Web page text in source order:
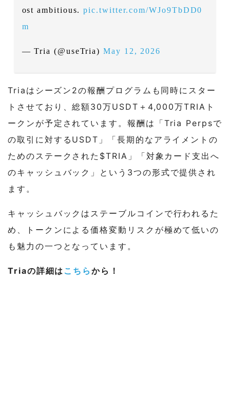
ost ambitious.pic.twitter.com/WJo9TbDD0
m
— Tria (@useTria)May 12, 2026
Triaはシーズン2の報酬プログラムも同時にスター
トさせており、総額30万USDT＋4,000万TRIAト
ークンが予定されています。報酬は「Tria Perpsで
の取引に対するUSDT」「長期的なアライメントの
ためのステークされた$TRIA」「対象カード支出へ
のキャッシュバック」という3つの形式で提供され
ます。
キャッシュバックはステーブルコインで行われるた
め、トークンによる価格変動リスクが極めて低いの
も魅力の一つとなっています。
Triaの詳細は こちらから！